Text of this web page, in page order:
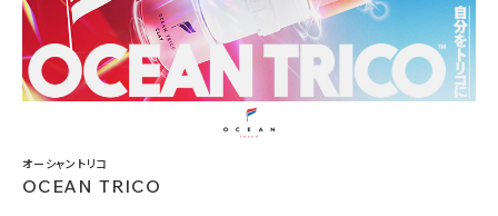
オーシャントリコ
OCEAN TRICO